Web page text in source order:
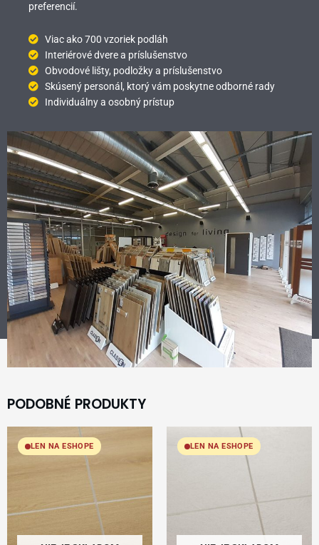
preferencií.
Viac ako 700 vzoriek podláh
Interiérové dvere a príslušenstvo
Obvodové lišty, podložky a príslušenstvo
Skúsený personál, ktorý vám poskytne odborné rady
Individuálny a osobný prístup
PODOBNÉ PRODUKTY
LEN NA ESHOPE LEN NA ESHOPE